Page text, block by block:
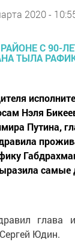
2020 -
Нэля
Путина,
самые
глава
Юдин.